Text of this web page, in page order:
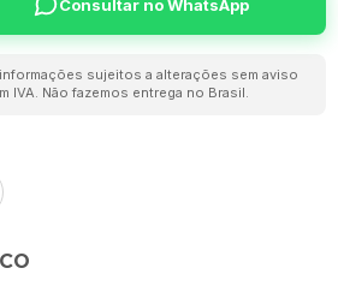
Consultar no WhatsApp
sujeitos a alterações sem aviso
IVA. Não fazemos entrega no Brasil.